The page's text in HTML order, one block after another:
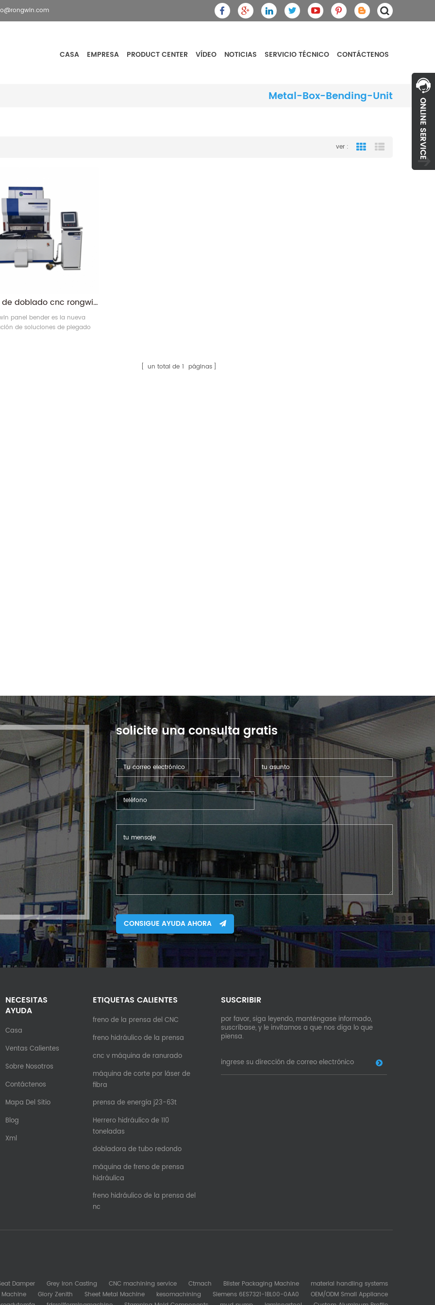
CASA EMPRESA PRODUCT CENTER VÍDEO NOTICIAS SERVICIO TÉCNICO CONTÁCTENOS
Metal-Box-Bending-Unit
ver : Grid View
unidad de doblado cnc rongwin para caja de chapa
panel bender es la nueva
de soluciones de plegado
un total de 1 páginas
solicite una consulta gratis
CONSIGUE AYUDA AHORA
NECESITAS
AYUDA
Casa
Ventas Calientes
Sobre Nosotros
Contáctenos
Mapa Del Sitio
Blog
Xml
ETIQUETAS CALIENTES
freno de la prensa del CNC
freno hidráulico de la prensa
cnc v máquina de ranurado
máquina de corte por láser de
fibra
prensa de energía j23-63t
Herrero hidráulico de 110
toneladas
dobladora de tubo redondo
máquina de freno de prensa
hidráulica
freno hidráulico de la prensa del
nc
SUSCRIBIR
por favor, siga leyendo, manténgase informado,
suscríbase, y le invitamos a que nos diga lo que
piensa.
Damper Grey Iron Casting CNC machining service Ctmach Blister Packaging Machine
material handling systems
Machine Glory Zenith Sheet Metal Machine kesomachining Siemens 6ES7321-1BL00-0AA0
OEM/ODM Small Appliance